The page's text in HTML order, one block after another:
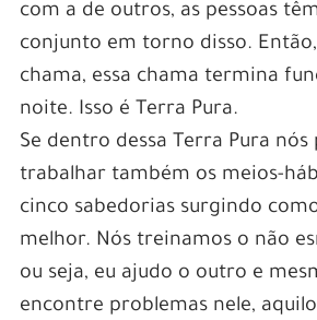
com a de outros, as pessoas
conjunto em torno disso.
chama, essa chama termina
noite. Isso é Terra Pura.
Se dentro dessa Terra Pura nós
trabalhar também os meios-
cinco sabedorias surgindo
melhor. Nós treinamos o não
ou seja, eu ajudo o outro e
encontre problemas nele,